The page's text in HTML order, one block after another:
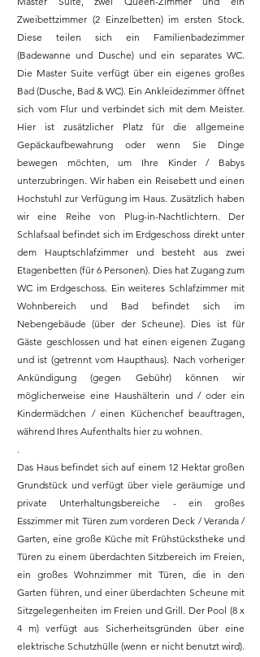
Zweibettzimmer (2 Einzelbetten) im ersten Stock.
Diese teilen sich ein Familienbadezimmer
(Badewanne und Dusche) und ein separates WC.
Die Master Suite verfügt über ein eigenes großes
Bad (Dusche, Bad & WC). Ein Ankleidezimmer öffnet
sich vom Flur und verbindet sich mit dem Meister.
Hier ist zusätzlicher Platz für die allgemeine
Gepäckaufbewahrung oder wenn Sie Dinge
bewegen möchten, um Ihre Kinder / Babys
unterzubringen. Wir haben ein Reisebett und einen
Hochstuhl zur Verfügung im Haus. Zusätzlich haben
wir eine Reihe von Plug-in-Nachtlichtern. Der
Schlafsaal befindet sich im Erdgeschoss direkt unter
dem Hauptschlafzimmer und besteht aus zwei
Etagenbetten (für 6 Personen). Dies hat Zugang zum
WC im Erdgeschoss. Ein weiteres Schlafzimmer mit
Wohnbereich und Bad befindet sich im
Nebengebäude (über der Scheune). Dies ist für
Gäste geschlossen und hat einen eigenen Zugang
und ist (getrennt vom Haupthaus). Nach vorheriger
Ankündigung (gegen Gebühr) können wir
möglicherweise eine Haushälterin und / oder ein
Kindermädchen / einen Küchenchef beauftragen,
während Ihres Aufenthalts hier zu wohnen.
.
Das Haus befindet sich auf einem 12 Hektar großen
Grundstück und verfügt über viele geräumige und
private Unterhaltungsbereiche - ein großes
Esszimmer mit Türen zum vorderen Deck / Veranda /
Garten, eine große Küche mit Frühstückstheke und
Türen zu einem überdachten Sitzbereich im Freien,
ein großes Wohnzimmer mit Türen, die in den
Garten führen, und einer überdachten Scheune mit
Sitzgelegenheiten im Freien und Grill. Der Pool (8 x
4 m) verfügt aus Sicherheitsgründen über eine
elektrische Schutzhülle (wenn er nicht benutzt wird).